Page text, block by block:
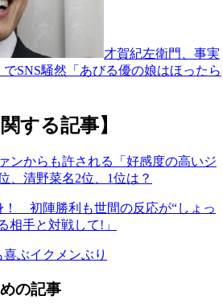
才賀紀左衛門、事実
SNS騒然「あびる優の娘はほったら
する記事】
ンからも許される「好感度の高いジ
、清野菜名2位、1位は？
！ 初陣勝利も世間の反応が“しょっ
相手と対戦して!」
ぶイクメンぶり
の記事